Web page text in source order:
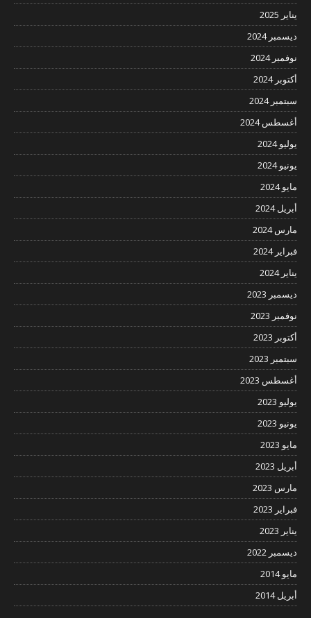
يناير 2025
ديسمبر 2024
نوفمبر 2024
أكتوبر 2024
سبتمبر 2024
أغسطس 2024
يوليو 2024
يونيو 2024
مايو 2024
أبريل 2024
مارس 2024
فبراير 2024
يناير 2024
ديسمبر 2023
نوفمبر 2023
أكتوبر 2023
سبتمبر 2023
أغسطس 2023
يوليو 2023
يونيو 2023
مايو 2023
أبريل 2023
مارس 2023
فبراير 2023
يناير 2023
ديسمبر 2022
مايو 2014
أبريل 2014